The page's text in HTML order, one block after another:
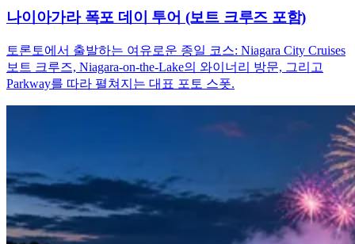
나이아가라 폭포 데이 투어 (보트 크루즈 포함)
토론토에서 출발하는 여유로운 종일 코스: Niagara City Cruises
보트 크루즈, Niagara-on-the-Lake의 와이너리 방문, 그리고
Parkway를 따라 펼쳐지는 대표 포토 스폿.